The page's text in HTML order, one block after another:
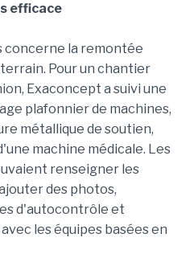
efficace
concerne la remontée
Pour un chantier
Exaconcept a suivi une
plafonnier de machines,
métallique de soutien,
machine médicale. Les
renseigner les
des photos,
d'autocontrôle et
les équipes basées en